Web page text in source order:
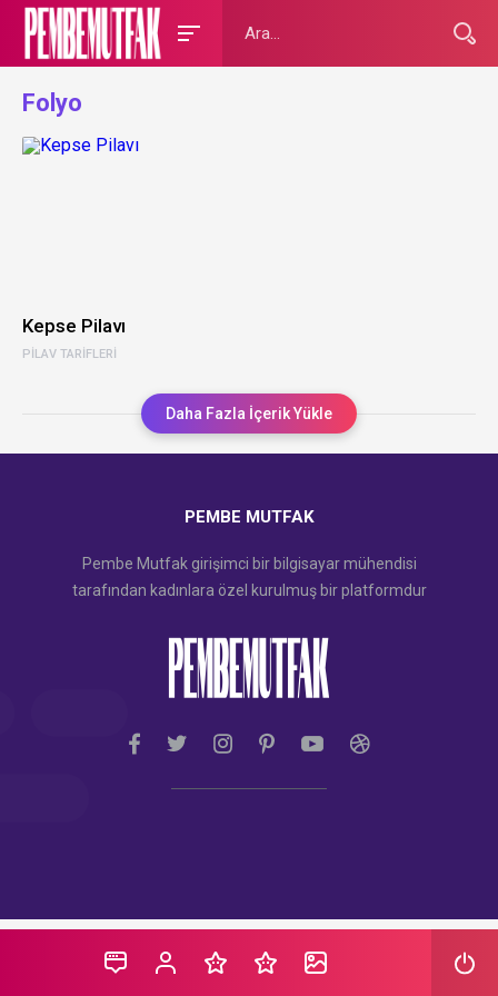
Folyo
PILAV TARIFLERI
Kepse Pilavı
Daha Fazla İçerik Yükle
PEMBE MUTFAK
Pembe Mutfak girişimci bir bilgisayar mühendisi
tarafından kadınlara özel kurulmuş bir platformdur